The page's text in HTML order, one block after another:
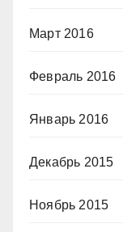
Март 2016
Февраль 2016
Январь 2016
Декабрь 2015
Ноябрь 2015